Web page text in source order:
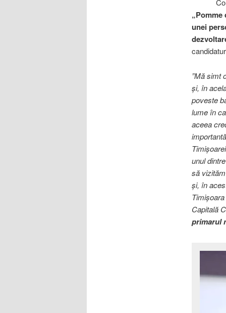
„Pomme
unei
”Mă simt
și, în
poveste
lume în
aceea
unul
să
și, în
Capitală
primarul